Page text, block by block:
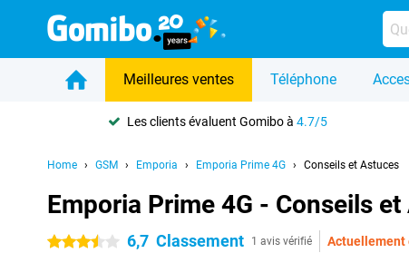
Meilleures ventes Téléphone
Les clients évaluent Gomibo à4.7/5
Home GSM Emporia Emporia Prime 4G Conseils et Astuces
Emporia Prime 4G - Conseils
3.5 étoiles 6,7 Classement 1 avis vérifié Actuellement